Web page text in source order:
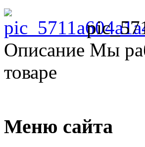
Описание Мы
товаре
Меню сайта